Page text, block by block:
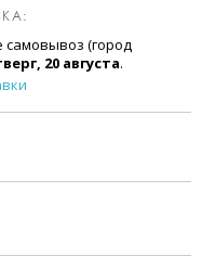
самовывоз (город
20 августа.